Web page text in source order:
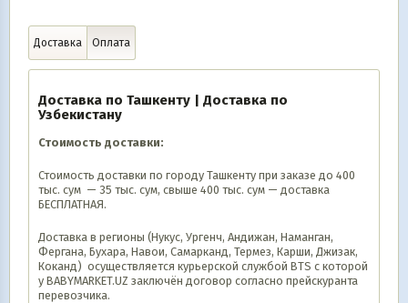
Доставка Оплата
Доставка по Ташкенту | Доставка по
Узбекистану
Стоимость доставки:
Стоимость доставки по городу Ташкенту при заказе до 400
тыс. сум — 35 тыс. сум, свыше 400 тыс. сум — доставка
БЕСПЛАТНАЯ.
Доставка в регионы (Нукус, Ургенч, Андижан, Наманган,
Фергана, Бухара, Навои, Самарканд, Термез, Карши, Джизак,
Коканд) осуществляется курьерской службой BTS с которой
у BABYMARKET.UZ заключён договор согласно прейскуранта
перевозчика.